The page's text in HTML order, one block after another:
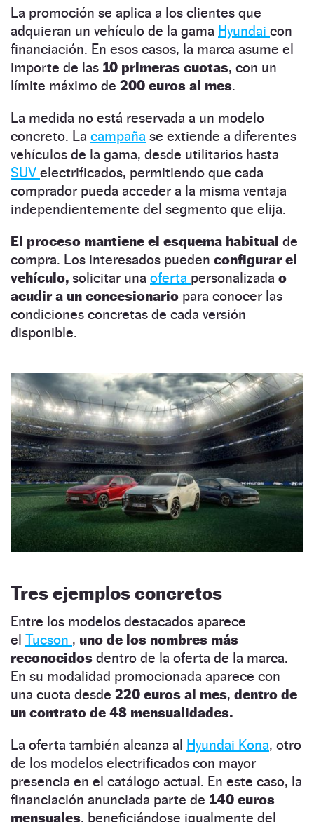
La promoción se aplica a los clientes que
adquieran un vehículo de la gama Hyundai con
financiación. En esos casos, la marca asume el
importe de las 10 primeras cuotas, con un
límite máximo de 200 euros al mes.
La medida no está reservada a un modelo
concreto. La campaña se extiende a diferentes
vehículos de la gama, desde utilitarios hasta
SUV electrificados, permitiendo que cada
comprador pueda acceder a la misma ventaja
independientemente del segmento que elija.
El proceso mantiene el esquema habitual de
compra. Los interesados pueden configurar el
vehículo, solicitar una oferta personalizada o
acudir a un concesionario para conocer las
condiciones concretas de cada versión
disponible.
Tres ejemplos concretos
Entre los modelos destacados aparece
el Tucson , uno de los nombres más
reconocidos dentro de la oferta de la marca.
En su modalidad promocionada aparece con
una cuota desde 220 euros al mes, dentro de
un contrato de 48 mensualidades.
La oferta también alcanza al Hyundai Kona, otro
de los modelos electrificados con mayor
presencia en el catálogo actual. En este caso, la
financiación anunciada parte de 140 euros
mensuales, beneficiándose igualmente del